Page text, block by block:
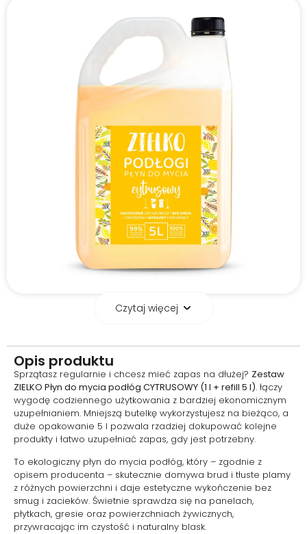
długotrwałe uczucie
czystości w domu
Orzeźwiająca nuta cytrusowa
wprowadza do wnętrza lekkość i
energię. Producent podkreśla,
że zapach utrzymuje się na
długo, dzięki czemu po
sprzątaniu dom nie tylko
wygląda czysto, ale też tak
pachnie.
Czytaj więcej
Opis produktu
Sprzątasz regularnie i chcesz mieć zapas na dłużej? Zestaw
ZIELKO Płyn do mycia podłóg CYTRUSOWY (1 l + refill 5 l). łączy
wygodę codziennego użytkowania z bardziej ekonomicznym
uzupełnianiem. Mniejszą butelkę wykorzystujesz na bieżąco, a
duże opakowanie 5 l pozwala rzadziej dokupować kolejne
produkty i łatwo uzupełniać zapas, gdy jest potrzebny.
To ekologiczny płyn do mycia podłóg, który – zgodnie z
opisem producenta – skutecznie domywa brud i tłuste plamy
z różnych powierzchni i daje estetyczne wykończenie bez
smug i zacieków. Świetnie sprawdza się na panelach,
płytkach, gresie oraz powierzchniach żywicznych,
przywracając im czystość i naturalny blask.